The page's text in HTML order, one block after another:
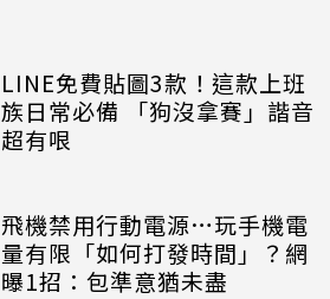
LINE免費貼圖3款！這款上班
族日常必備 「狗沒拿賽」諧音
超有哏
飛機禁用行動電源…玩手機電
量有限「如何打發時間」？網
曝1招：包準意猶未盡